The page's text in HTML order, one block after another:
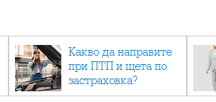
Какво да направите
при ПТП и щета по
застраховка?